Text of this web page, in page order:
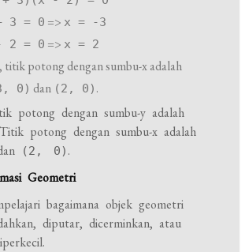
3 = 0 => x = -3
2 = 0 => x = 2
titik potong dengan sumbu-x adalah
0) dan (2, 0) .
potong dengan sumbu-y adalah
potong dengan sumbu-x adalah
(2, 0) .
Geometri
bagaimana objek geometri
diputar, dicerminkan, atau